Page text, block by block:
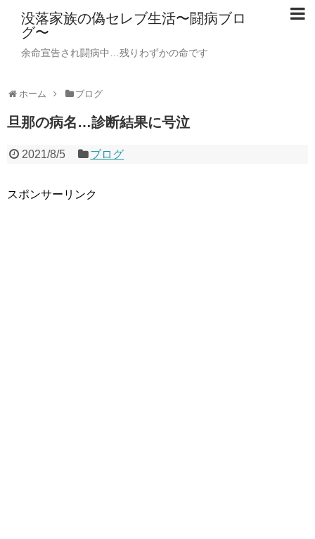
没落家族の偽セレブ生活〜闘病ブロ
グ〜
余命宣告され闘病中…残りわずかの命です
ホーム ブログ
旦那の病名…診断結果に号泣
2021/8/5 ブログ
スポンサーリンク